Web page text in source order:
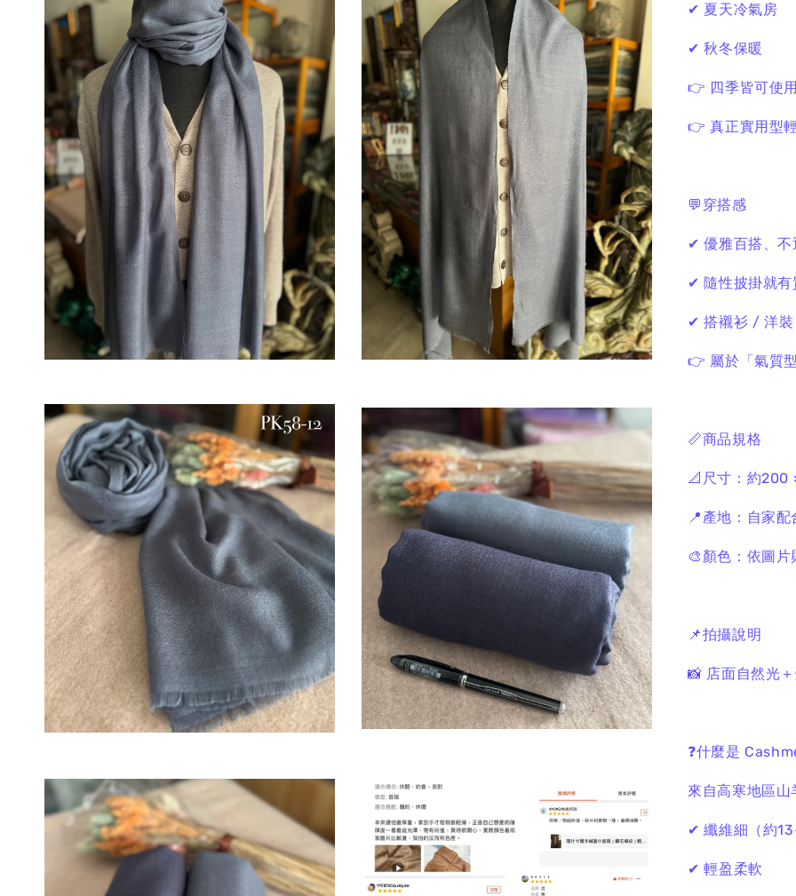
✔ 夏天冷氣房
✔ 秋冬保暖
👉 四季皆可使用
👉 真正實用型
💬穿搭感
✔ 優雅百搭、不
✔ 隨性披掛就有
✔ 搭襯衫 / 洋
👉 屬於「氣質型
📏商品規格
📐尺寸：約200
📍產地：自家
🎨顏色：依圖片
📌拍攝說明
📸 店面自然光
❓什麼是
來自高寒地區山
✔ 纖維細（約
✔ 輕盈柔軟